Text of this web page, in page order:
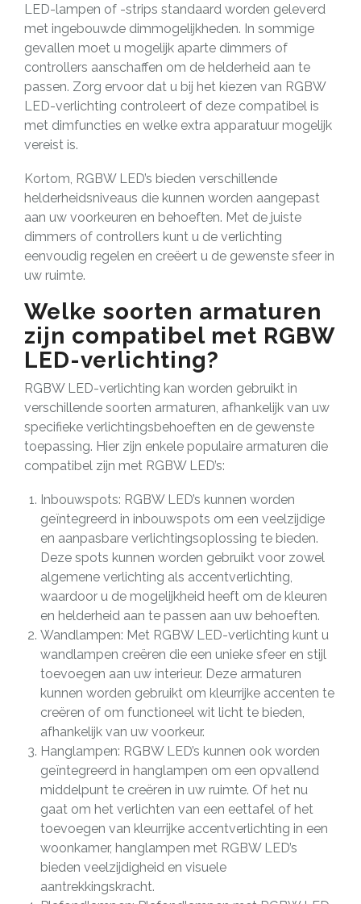
LED-lampen of -strips standaard worden geleverd
met ingebouwde dimmogelijkheden. In sommige
gevallen moet u mogelijk aparte dimmers of
controllers aanschaffen om de helderheid aan te
passen. Zorg ervoor dat u bij het kiezen van RGBW
LED-verlichting controleert of deze compatibel is
met dimfuncties en welke extra apparatuur mogelijk
vereist is.
Kortom, RGBW LED’s bieden verschillende
helderheidsniveaus die kunnen worden aangepast
aan uw voorkeuren en behoeften. Met de juiste
dimmers of controllers kunt u de verlichting
eenvoudig regelen en creëert u de gewenste sfeer in
uw ruimte.
Welke soorten armaturen
zijn compatibel met RGBW
LED-verlichting?
RGBW LED-verlichting kan worden gebruikt in
verschillende soorten armaturen, afhankelijk van uw
specifieke verlichtingsbehoeften en de gewenste
toepassing. Hier zijn enkele populaire armaturen die
compatibel zijn met RGBW LED’s:
Inbouwspots: RGBW LED’s kunnen worden
geïntegreerd in inbouwspots om een veelzijdige
en aanpasbare verlichtingsoplossing te bieden.
Deze spots kunnen worden gebruikt voor zowel
algemene verlichting als accentverlichting,
waardoor u de mogelijkheid heeft om de kleuren
en helderheid aan te passen aan uw behoeften.
Wandlampen: Met RGBW LED-verlichting kunt u
wandlampen creëren die een unieke sfeer en stijl
toevoegen aan uw interieur. Deze armaturen
kunnen worden gebruikt om kleurrijke accenten te
creëren of om functioneel wit licht te bieden,
afhankelijk van uw voorkeur.
Hanglampen: RGBW LED’s kunnen ook worden
geïntegreerd in hanglampen om een opvallend
middelpunt te creëren in uw ruimte. Of het nu
gaat om het verlichten van een eettafel of het
toevoegen van kleurrijke accentverlichting in een
woonkamer, hanglampen met RGBW LED’s
bieden veelzijdigheid en visuele
aantrekkingskracht.